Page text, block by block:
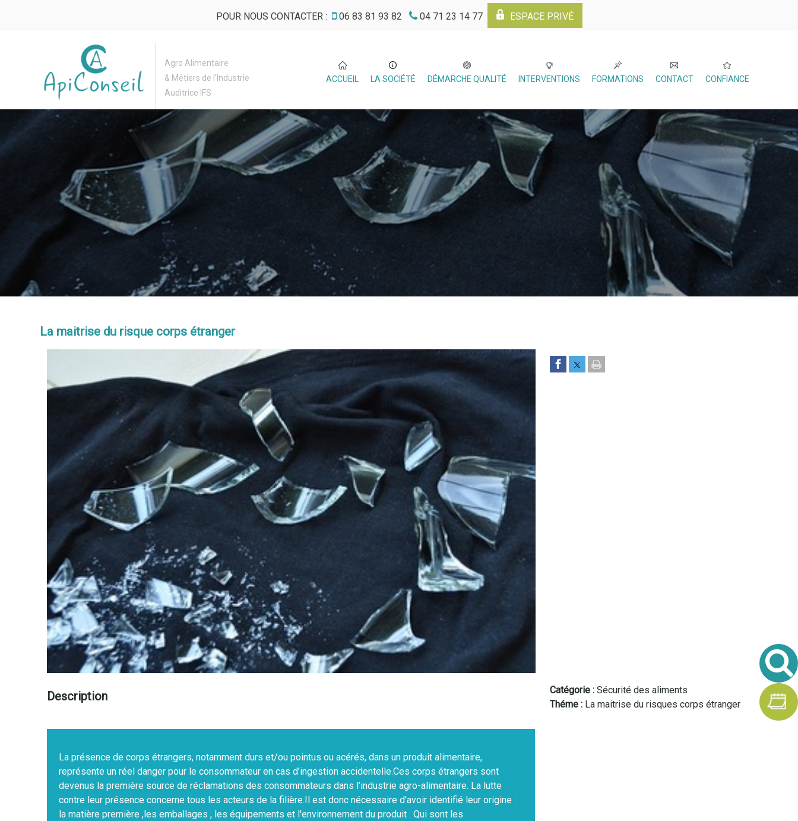
POUR NOUS CONTACTER : 06 83 81 93 82 04 71 23 14 77 ESPACE PRIVÉ
Agro Alimentaire
& Métiers de l'Industrie
Auditrice IFS
ACCUEIL LA SOCIÉTÉ DÉMARCHE QUALITÉ INTERVENTIONS FORMATIONS CONTACT CONFIANCE
La maitrise du risque corps étranger
Description
La présence de corps étrangers, notamment durs et/ou pointus ou acérés, dans un produit alimentaire,
représente un réel danger pour le consommateur en cas d’ingestion accidentelle.Ces corps étrangers sont
devenus la première source de réclamations des consommateurs dans l’industrie agro-alimentaire. La lutte
contre leur présence concerne tous les acteurs de la filière.Il est donc nécessaire d'avoir identifié leur origine :
la matière première ,les emballages , les équipements et l'environnement du produit . Qui sont les
Catégorie Sécurité des aliments
Théme
La maitrise du risques corps étranger